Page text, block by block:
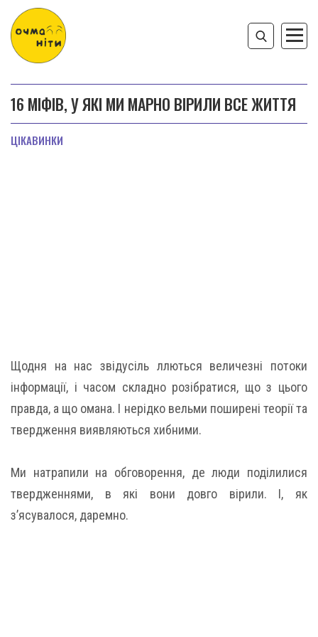
16 МІФІВ, У ЯКІ МИ МАРНО ВІРИЛИ ВСЕ ЖИТТЯ
ЦІКАВИНКИ
Щодня на нас звідусіль ллються величезні потоки
інформації, і часом складно розібратися, що з цього
правда, а що омана. І нерідко вельми поширені теорії та
твердження виявляються хибними.
Ми натрапили на обговорення, де люди поділилися
твердженнями, в які вони довго вірили. І, як
з’ясувалося, даремно.